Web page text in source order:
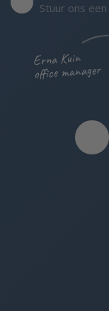
Erna Kuin
office manager
Stuur ons een